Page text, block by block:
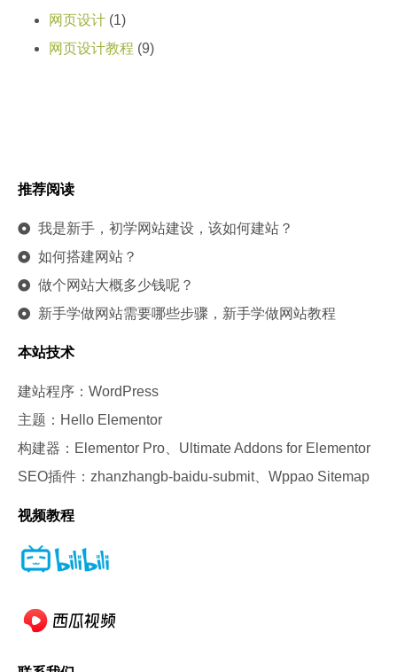
网页设计 (1)
网页设计教程 (9)
推荐阅读
我是新手，初学网站建设，该如何建站？
如何搭建网站？
做个网站大概多少钱呢？
新手学做网站需要哪些步骤，新手学做网站教程
本站技术
建站程序：WordPress
主题：Hello Elementor
构建器：Elementor Pro、Ultimate Addons for Elementor
SEO插件：zhanzhangb-baidu-submit、Wppao Sitemap
视频教程